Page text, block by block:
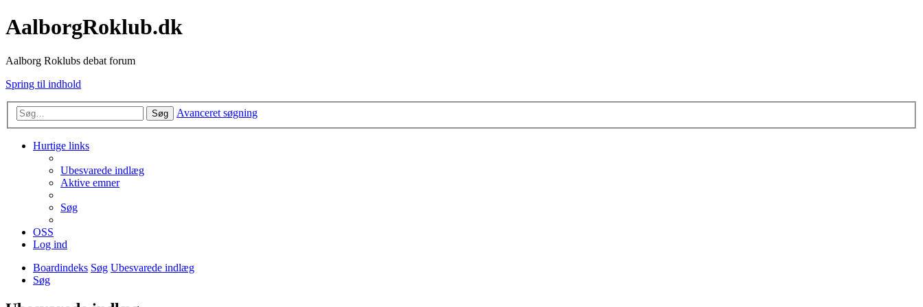
AalborgRoklub.dk
Aalborg Roklubs debat forum
Spring til indhold
Søg Avanceret søgning
Hurtige links
Ubesvarede indlæg
Aktive emner
Søg
OSS
Log ind
Boardindeks Søg Ubesvarede indlæg
Søg